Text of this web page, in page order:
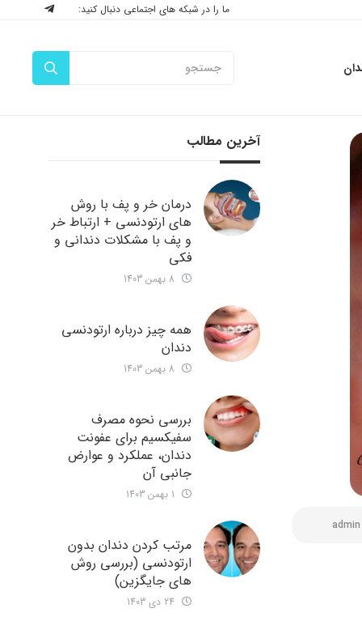
ما را در شبکه های اجتماعی دنبال کنید:
admin
آخرین مطالب
درمان خر و پف با روش
های ارتودنسی + ارتباط خر
و پف با مشکلات دندانی و
فکی
همه چیز درباره ارتودنسی
دندان
بررسی نحوه مصرف
سفیکسیم برای عفونت
دندان، عملکرد و عوارض
جانبی آن
مرتب کردن دندان بدون
ارتودنسی (بررسی روش
های جایگزین)